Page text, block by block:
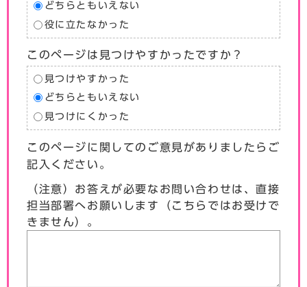
どちらともいえない
役に立たなかった
このページは見つけやすかったですか？
見つけやすかった
どちらともいえない
見つけにくかった
このページに関してのご意見がありましたらご
記入ください。
（注意）お答えが必要なお問い合わせは、直接
担当部署へお願いします（こちらではお受けで
きません）。